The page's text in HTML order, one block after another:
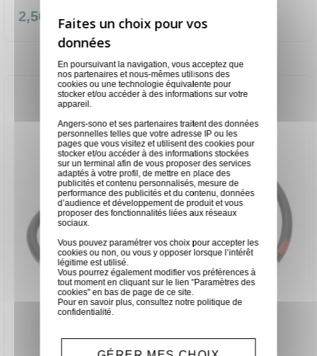
2,50 €
En poursuivant la navigation, vous acceptez que
nos partenaires et nous-mêmes utilisons des
cookies ou une technologie équivalente pour
stocker et/ou accéder à des informations sur votre
appareil.
Angers-sono et ses partenaires traitent des données
personnelles telles que votre adresse IP ou les
pages que vous visitez et utilisent des cookies pour
stocker et/ou accéder à des informations stockées
sur un terminal afin de vous proposer des services
adaptés à votre profil, de mettre en place des
publicités et contenu personnalisés, mesure de
performance des publicités et du contenu, données
d’audience et développement de produit et vous
proposer des fonctionnalités liées aux réseaux
sociaux.
Vous pouvez paramétrer vos choix pour accepter les
cookies ou non, ou vous y opposer lorsque l’intérêt
légitime est utilisé.
Vous pourrez également modifier vos préférences à
tout moment en cliquant sur le lien "Paramètres des
cookies" en bas de page de ce site.
Pour en savoir plus, consultez notrepolitique de
confidentialité.